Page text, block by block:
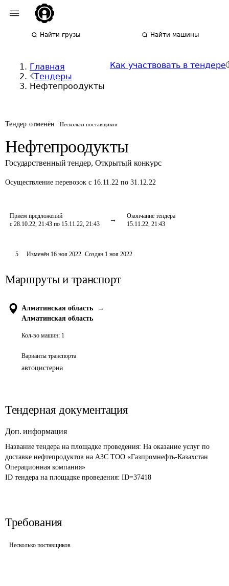
Найти грузы Найти машины
Главная
Тендеры
Нефтепроодукты
Как участвовать в тендере
Тендер отменён Несколько поставщиков
Нефтепроодукты
Государственный тендер, Открытый конкурс
Осуществление перевозок с 16.11.22 по 31.12.22
Приём предложений
с 28.10.22, 21:43 по 15.11.22, 21:43
Окончание тендера
15.11.22, 21:43
5 Изменён 16 ноя 2022. Создан 1 ноя 2022
Маршруты и транспорт
Алматинская область
→
Алматинская область
Кол-во машин: 1
Варианты транспорта
автоцистерна
Тендерная документация
Доп. информация
Название тендера на площадке проведения: На оказание услуг по
доставке нефтепродуктов на АЗС ТОО «Газпромнефть-Казахстан
Операционная компания»
ID тендера на площадке проведения: ID=37418
Требования
Несколько поставщиков